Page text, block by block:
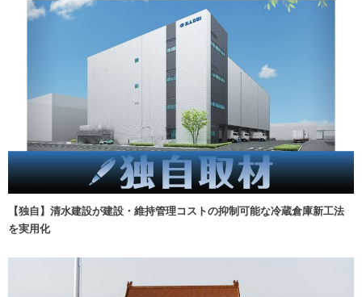
【独自】清水建設が建設・維持管理コストの抑制可能な冷蔵倉庫新工法
を実用化